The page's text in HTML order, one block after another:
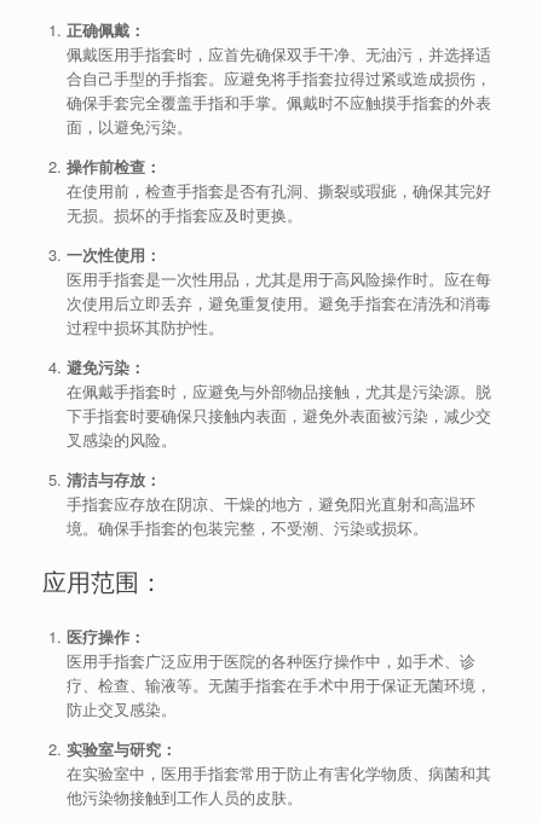
正确佩戴：
佩戴医用手指套时，应首先确保双手干净、无油污，并选择适
合自己手型的手指套。应避免将手指套拉得过紧或造成损伤，
确保手套完全覆盖手指和手掌。佩戴时不应触摸手指套的外表
面，以避免污染。
操作前检查：
在使用前，检查手指套是否有孔洞、撕裂或瑕疵，确保其完好
无损。损坏的手指套应及时更换。
一次性使用：
医用手指套是一次性用品，尤其是用于高风险操作时。应在每
次使用后立即丢弃，避免重复使用。避免手指套在清洗和消毒
过程中损坏其防护性。
避免污染：
在佩戴手指套时，应避免与外部物品接触，尤其是污染源。脱
下手指套时要确保只接触内表面，避免外表面被污染，减少交
叉感染的风险。
清洁与存放：
手指套应存放在阴凉、干燥的地方，避免阳光直射和高温环
境。确保手指套的包装完整，不受潮、污染或损坏。
应用范围：
医疗操作：
医用手指套广泛应用于医院的各种医疗操作中，如手术、诊
疗、检查、输液等。无菌手指套在手术中用于保证无菌环境，
防止交叉感染。
实验室与研究：
在实验室中，医用手指套常用于防止有害化学物质、病菌和其
他污染物接触到工作人员的皮肤。